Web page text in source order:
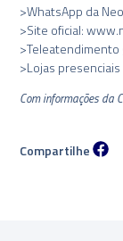
>WhatsApp da
>Site oficial:
>Lojas
Com informações da
Compartilhe